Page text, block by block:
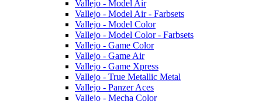
Vallejo - Model Air
Vallejo - Model Air - Farbsets
Vallejo - Model Color
Vallejo - Model Color - Farbsets
Vallejo - Game Color
Vallejo - Game Air
Vallejo - Game Xpress
Vallejo - True Metallic Metal
Vallejo - Panzer Aces
Vallejo - Mecha Color